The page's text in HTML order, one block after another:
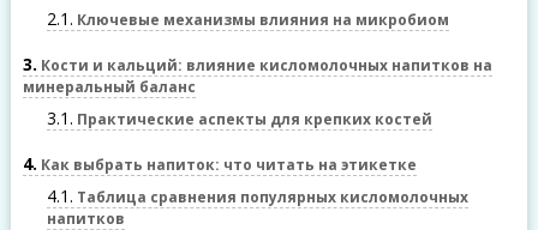
2.1 Ключевые механизмы влияния на микробиом
3 Кости и кальций: влияние кисломолочных напитков на
минеральный баланс
3.1 Практические аспекты для крепких костей
4 Как выбрать напиток: что читать на этикетке
4.1 Таблица сравнения популярных кисломолочных
напитков